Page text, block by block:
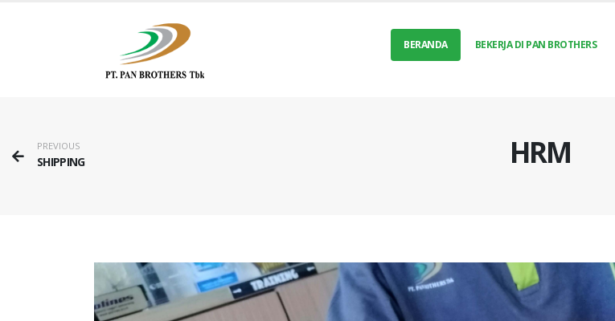
BERANDA BEKERJA DI PAN BROTHERS
PREVIOUS
SHIPPING HRM